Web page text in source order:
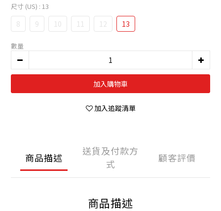
尺寸 (US) : 13
8 9 10 11 12 13
數量
加入購物車
加入追蹤清單
商品描述
送貨及付款方
式
顧客評價
商品描述